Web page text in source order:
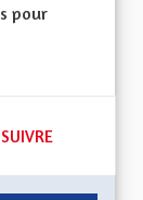
pour
52 ABONNÉS
SUIVRE